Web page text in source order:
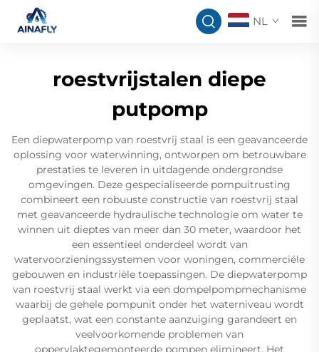
NL
roestvrijstalen diepe
putpomp
Een diepwaterpomp van roestvrij staal is een geavanceerde
oplossing voor waterwinning, ontworpen om betrouwbare
prestaties te leveren in uitdagende ondergrondse
omgevingen. Deze gespecialiseerde pompuitrusting
combineert een robuuste constructie van roestvrij staal
met geavanceerde hydraulische technologie om water te
winnen uit dieptes van meer dan 30 meter, waardoor het
een essentieel onderdeel wordt van
watervoorzieningssystemen voor woningen, commerciële
gebouwen en industriële toepassingen. De diepwaterpomp
van roestvrij staal werkt via een dompelpompmechanisme
waarbij de gehele pompunit onder het waterniveau wordt
geplaatst, wat een constante aanzuiging garandeert en
veelvoorkomende problemen van
oppervlaktegemonteerde pompen elimineert. Het